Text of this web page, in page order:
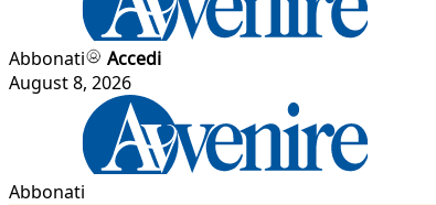
Abbonati
Accedi
August 8, 2026
Abbonati